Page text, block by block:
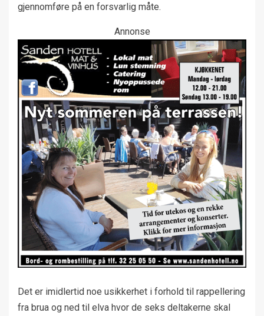
gjennomføre på en forsvarlig måte.
Annonse
Det er imidlertid noe usikkerhet i forhold til rappellering
fra brua og ned til elva hvor de seks deltakerne skal